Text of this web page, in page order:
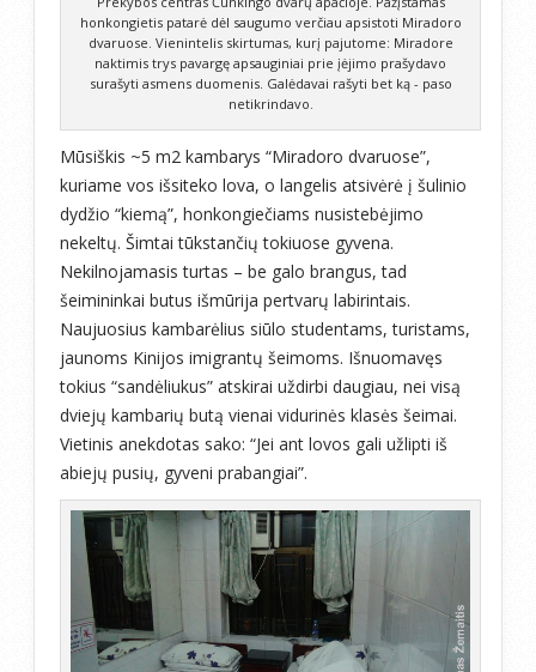
honkongietis patarė dėl saugumo verčiau apsistoti Miradoro
dvaruose. Vienintelis skirtumas, kurį pajutome: Miradore
naktimis trys pavargę apsauginiai prie įėjimo prašydavo
surašyti asmens duomenis. Galėdavai rašyti bet ką - paso
netikrindavo.
Mūsiškis ~5 m2 kambarys “Miradoro dvaruose”,
kuriame vos išsiteko lova, o langelis atsivėrė į šulinio
dydžio “kiemą”, honkongiečiams nusistebėjimo
nekeltų. Šimtai tūkstančių tokiuose gyvena.
Nekilnojamasis turtas – be galo brangus, tad
šeimininkai butus išmūrija pertvarų labirintais.
Naujuosius kambarėlius siūlo studentams, turistams,
jaunoms Kinijos imigrantų šeimoms. Išnuomavęs
tokius “sandėliukus” atskirai uždirbi daugiau, nei visą
dviejų kambarių butą vienai vidurinės klasės šeimai.
Vietinis anekdotas sako: “Jei ant lovos gali užlipti iš
abiejų pusių, gyveni prabangiai”.